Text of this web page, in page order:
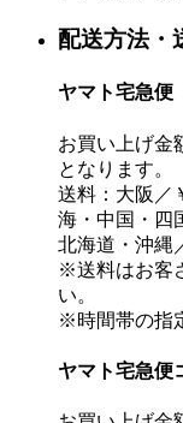
配送方法・
ヤマト宅急便
お買い上げ金
となります。
送料：大阪／
海・中国・四
北海道・沖縄
※送料はお客
い。
※時間帯の指
ヤマト宅急便